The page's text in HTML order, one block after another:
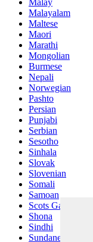
Malay
Malayalam
Maltese
Maori
Marathi
Mongolian
Burmese
Nepali
Norwegian
Pashto
Persian
Punjabi
Serbian
Sesotho
Sinhala
Slovak
Slovenian
Somali
Samoan
Scots Gaelic
Shona
Sindhi
Sundanese